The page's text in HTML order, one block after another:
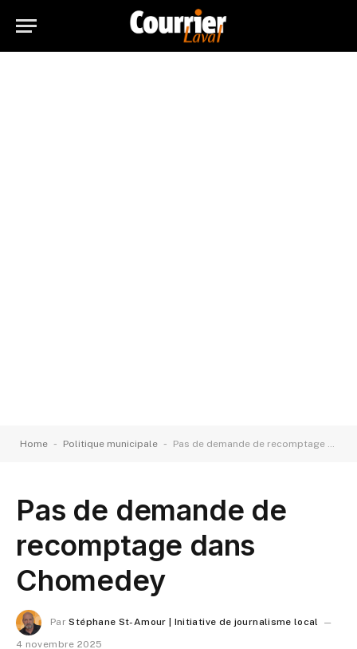
Home - Politique municipale - Pas de demande de recomptage dans Chomedey
Pas de demande de
recomptage dans
Chomedey
Par Stéphane St-Amour | Initiative de journalisme local
4 novembre 2025